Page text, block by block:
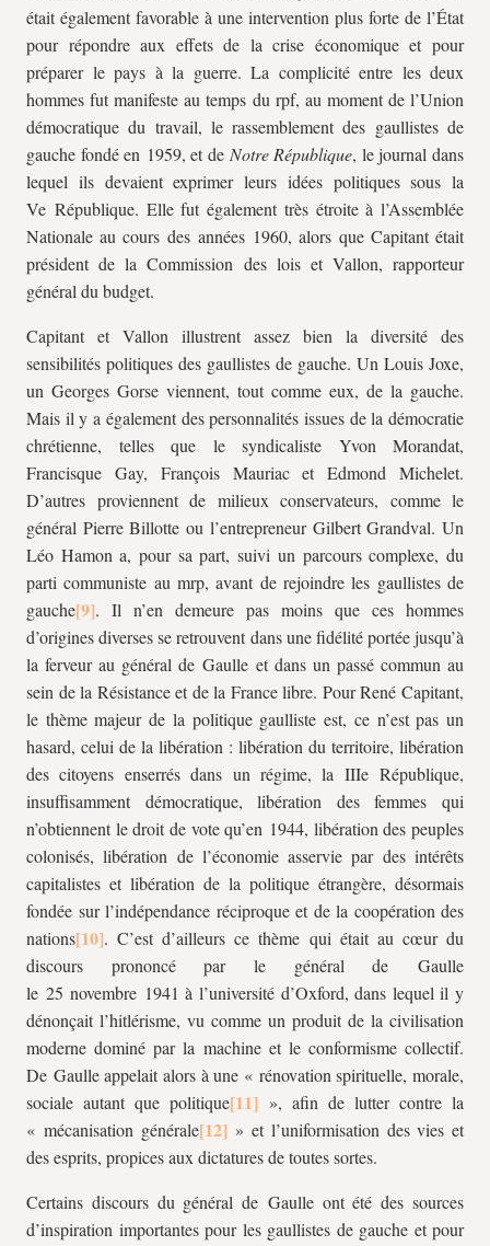
était également favorable à une intervention plus forte de l’État
pour répondre aux effets de la crise économique et pour
préparer le pays à la guerre. La complicité entre les deux
hommes fut manifeste au temps du rpf, au moment de l’Union
démocratique du travail, le rassemblement des gaullistes de
gauche fondé en 1959, et de Notre République, le journal dans
lequel ils devaient exprimer leurs idées politiques sous la
Ve République. Elle fut également très étroite à l’Assemblée
Nationale au cours des années 1960, alors que Capitant était
président de la Commission des lois et Vallon, rapporteur
général du budget.
Capitant et Vallon illustrent assez bien la diversité des
sensibilités politiques des gaullistes de gauche. Un Louis Joxe,
un Georges Gorse viennent, tout comme eux, de la gauche.
Mais il y a également des personnalités issues de la démocratie
chrétienne, telles que le syndicaliste Yvon Morandat,
Francisque Gay, François Mauriac et Edmond Michelet.
D’autres proviennent de milieux conservateurs, comme le
général Pierre Billotte ou l’entrepreneur Gilbert Grandval. Un
Léo Hamon a, pour sa part, suivi un parcours complexe, du
parti communiste au mrp, avant de rejoindre les gaullistes de
gauche
. Il n’en demeure pas moins que ces hommes
d’origines diverses se retrouvent dans une fidélité portée jusqu’à
la ferveur au général de Gaulle et dans un passé commun au
sein de la Résistance et de la France libre. Pour René Capitant,
le thème majeur de la politique gaulliste est, ce n’est pas un
hasard, celui de la libération : libération du territoire, libération
des citoyens enserrés dans un régime, la IIIe République,
insuffisamment démocratique, libération des femmes qui
n’obtiennent le droit de vote qu’en 1944, libération des peuples
colonisés, libération de l’économie asservie par des intérêts
capitalistes et libération de la politique étrangère, désormais
fondée sur l’indépendance réciproque et de la coopération des
nations
. C’est d’ailleurs ce thème qui était au cœur du
discours prononcé par le général de Gaulle
le 25 novembre 1941 à l’université d’Oxford, dans lequel il y
dénonçait l’hitlérisme, vu comme un produit de la civilisation
moderne dominé par la machine et le conformisme collectif.
De Gaulle appelait alors à une « rénovation spirituelle, morale,
sociale autant que politique
», afin de lutter contre la
« mécanisation générale
» et l’uniformisation des vies et
des esprits, propices aux dictatures de toutes sortes.
Certains discours du général de Gaulle ont été des sources
d’inspiration importantes pour les gaullistes de gauche et pour